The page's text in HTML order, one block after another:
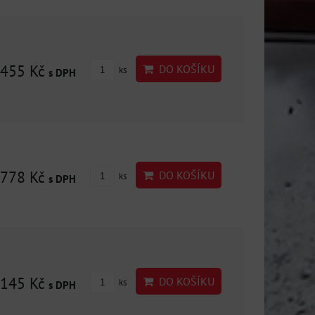
Kč s DPH ks DO KOŠÍKU
Kč s DPH ks DO KOŠÍKU
Kč s DPH ks DO KOŠÍKU